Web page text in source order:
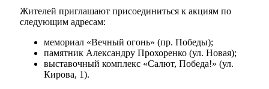
Жителей приглашают присоединиться к акциям по
следующим адресам:
мемориал «Вечный огонь» (пр. Победы);
памятник Александру Прохоренко (ул. Новая);
выставочный комплекс «Салют, Победа!» (ул.
Кирова, 1).